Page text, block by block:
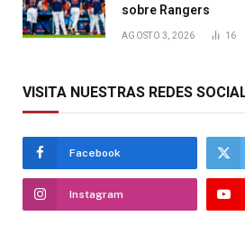
sobre Rangers
AGOSTO 3, 2026 16
VISITA NUESTRAS REDES
Facebook
Instagram